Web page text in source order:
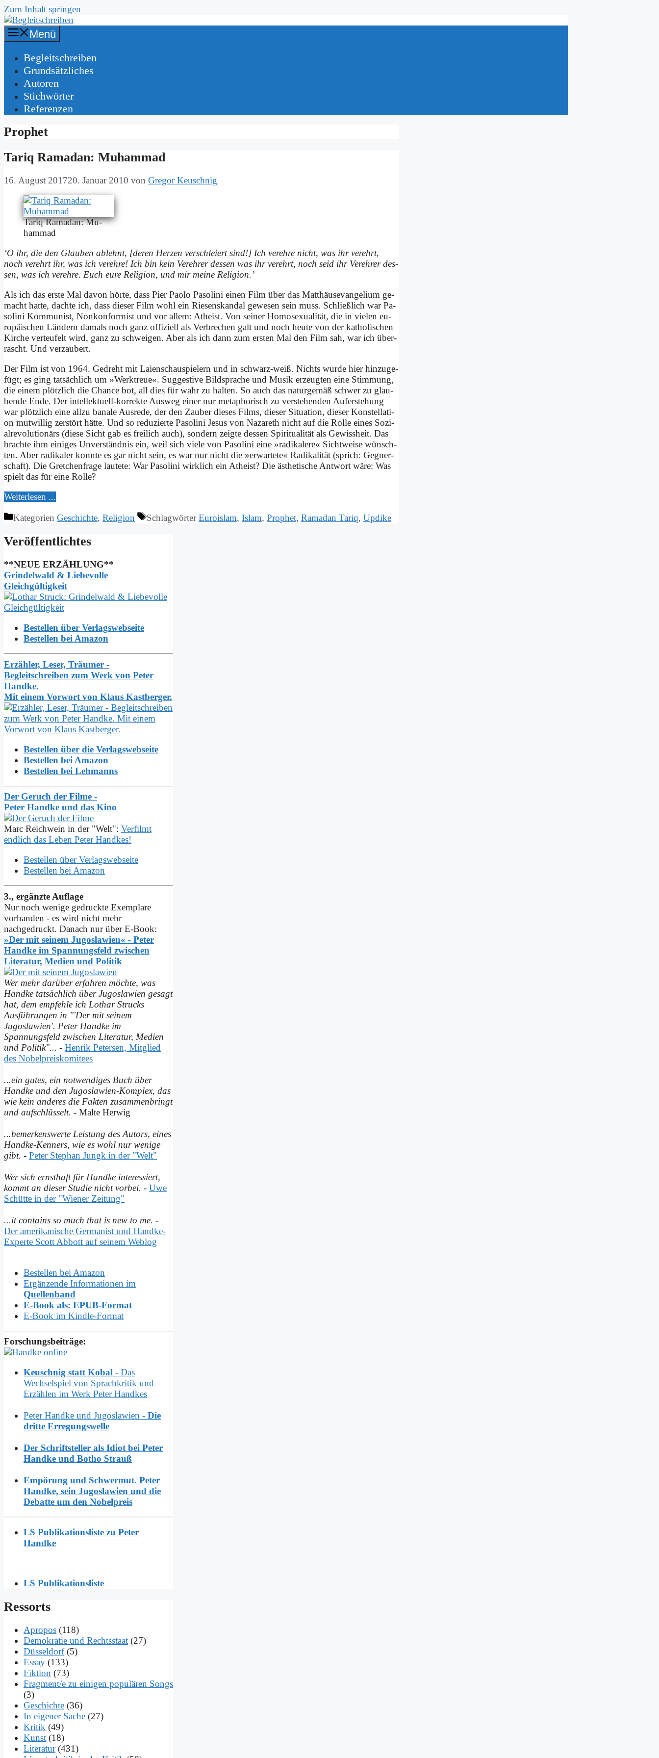
Zum Inhalt springen
Menü
Be­gleit­schrei­ben
Grund­sätz­li­ches
Au­toren
Stich­wör­ter
Re­fe­ren­zen
Prophet
Ta­riq Ra­ma­dan: Mu­ham­mad
16. August 201720. Januar 2010 von Gregor Keuschnig
Ta­riq Ra­ma­dan: Mu­
ham­mad
‘O ihr, die den Glau­ben ab­lehnt, [de­ren Her­zen ver­schlei­ert sind!] Ich ver­eh­re nicht, was ihr ver­ehrt,
noch ver­ehrt ihr, was ich ver­eh­re! Ich bin kein Ver­eh­rer des­sen was ihr ver­ehrt, noch seid ihr Ver­eh­rer des­
sen, was ich ver­eh­re. Euch eu­re Re­li­gi­on, und mir mei­ne Re­li­gi­on.’
Als ich das er­ste Mal da­von hör­te, dass Pier Pao­lo Pa­so­li­ni ei­nen Film über das Mat­thä­us­evan­ge­li­um ge­
macht hat­te, dach­te ich, dass die­ser Film wohl ein Rie­sen­skan­dal ge­we­sen sein muss. Schließ­lich war Pa­
so­li­ni Kom­mu­nist, Non­kon­for­mist und vor al­lem: Athe­ist. Von sei­ner Ho­mo­se­xua­li­tät, die in vie­len eu­
ro­päi­schen Län­dern da­mals noch ganz of­fi­zi­ell als Ver­bre­chen galt und noch heu­te von der ka­tho­li­schen
Kir­che ver­teu­felt wird, ganz zu schwei­gen. Aber als ich dann zum er­sten Mal den Film sah, war ich über­
rascht. Und ver­zau­bert.
Der Film ist von 1964. Ge­dreht mit Lai­en­schau­spie­lern und in schwarz-weiß. Nichts wur­de hier hin­zu­ge­
fügt; es ging tat­säch­lich um »Werk­treue«. Sug­ge­sti­ve Bild­spra­che und Mu­sik er­zeug­ten ei­ne Stim­mung,
die ei­nem plötz­lich die Chan­ce bot, all dies für wahr zu hal­ten. So auch das na­tur­ge­mäß schwer zu glau­
ben­de En­de. Der in­tel­lek­tu­ell-kor­rek­te Aus­weg ei­ner nur me­ta­pho­risch zu ver­ste­hen­den Auf­er­ste­hung
war plötz­lich ei­ne all­zu ba­na­le Aus­re­de, der den Zau­ber die­ses Films, die­ser Si­tua­ti­on, die­ser Kon­stel­la­ti­
on mut­wil­lig zer­stört hät­te. Und so re­du­zier­te Pa­so­li­ni Je­sus von Na­za­reth nicht auf die Rol­le ei­nes So­zi­
al­re­vo­lu­tio­närs (die­se Sicht gab es frei­lich auch), son­dern zeig­te des­sen Spi­ri­tua­li­tät als Ge­wiss­heit. Das
brach­te ihm ei­ni­ges Un­ver­ständ­nis ein, weil sich vie­le von Pa­so­li­ni ei­ne »ra­di­ka­le­re« Sicht­wei­se wünsch­
ten. Aber ra­di­ka­ler konn­te es gar nicht sein, es war nur nicht die »er­war­te­te« Ra­di­ka­li­tät (sprich: Geg­ner­
schaft). Die Gret­chen­fra­ge lau­te­te: War Pa­so­li­ni wirk­lich ein Athe­ist? Die äs­the­ti­sche Ant­wort wä­re: Was
spielt das für ei­ne Rol­le?
Wei­ter­le­sen ...
Kategorien Geschichte, Religion SchlagwörterEuroislam, Islam, Prophet, Ramadan Tariq, Updike
Ver­öf­fent­lich­tes
**NEUE ERZÄHLUNG**
Grindelwald & Liebevolle
Gleichgültigkeit
Bestellen über Verlagswebseite
Bestellen bei Amazon
Erzähler, Leser, Träumer -
Begleitschreiben zum Werk von Peter
Handke.
Mit einem Vorwort von Klaus Kastberger.
Bestellen über die Verlagswebseite
Bestellen bei Amazon
Bestellen bei Lehmanns
Der Geruch der Filme -
Peter Handke und das Kino
Marc Reichwein in der "Welt": Verfilmt
endlich das Leben Peter Handkes!
Bestellen über Verlagswebseite
Bestellen bei Amazon
3., ergänzte Auflage
Nur noch wenige gedruckte Exemplare
vorhanden - es wird nicht mehr
nachgedruckt. Danach nur über E-Book:
»Der mit seinem Jugoslawien« - Peter
Handke im Spannungs­feld zwischen
Literatur, Medien und Politik
Wer mehr darüber erfahren möchte, was
Handke tatsächlich über Jugoslawien gesagt
hat, dem empfehle ich Lothar Strucks
Ausführungen in "'Der mit seinem
Jugoslawien'. Peter Handke im
Spannungsfeld zwischen Literatur, Medien
und Politik"... - Henrik Petersen, Mitglied
des Nobelpreiskomitees
...ein gutes, ein notwendiges Buch über
Handke und den Jugoslawien-Komplex, das
wie kein anderes die Fakten zusammenbringt
und auf­schlüsselt. - Malte Herwig
...bemerkenswerte Leistung des Autors, eines
Handke-Kenners, wie es wohl nur wenige
gibt. - Peter Stephan Jungk in der "Welt"
Wer sich ernsthaft für Handke interessiert,
kommt an dieser Studie nicht vorbei. - Uwe
Schütte in der "Wiener Zeitung"
...it contains so much that is new to me. -
Der amerikanische Germanist und Handke-
Experte Scott Abbott auf seinem Weblog
Bestellen bei Amazon
Ergänzende Informationen im
Quellenband
E-Book als: EPUB-Format
E-Book im Kindle-Format
Forschungsbeiträge:
Keuschnig statt Kobal - Das
Wechselspiel von Sprachkritik und
Erzählen im Werk Peter Handkes
Peter Handke und Jugoslawien - Die
dritte Erregungswelle
Der Schriftsteller als Idiot bei Peter
Handke und Botho Strauß
Empörung und Schwermut. Peter
Handke, sein Jugoslawien und die
Debatte um den Nobelpreis
LS Publikationsliste zu Peter
Handke
LS Publikationsliste
Res­sorts
Apropos (118)
Demokratie und Rechtsstaat (27)
Düsseldorf(5)
Essay (133)
Fiktion (73)
Fragment/e zu einigen populären Songs
(3)
Geschichte (36)
In eigener Sache (27)
Kritik (49)
Kunst (18)
Literatur(431)